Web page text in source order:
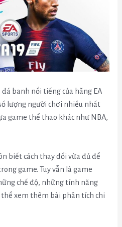
đá banh nổi tiếng của hãng EA
lượng người chơi nhiều nhất
game thể thao khác như NBA,
biết cách thay đổi vừa đủ để
game. Tuy vẫn là game
chế độ, những tính năng
xem thêm bài phân tích chi